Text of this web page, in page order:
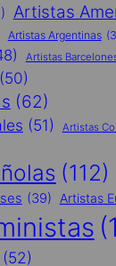
Artistas
Artistas Argentinas
Artistas
(50)
(62)
(51) Artistas
(112)
(39) Artistas
(52)